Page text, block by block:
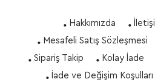
Hakkımızda
Mesafeli Satış Sözleşmesi
Sipariş Takip
Kolay İade
İade ve Değişim Koşulları